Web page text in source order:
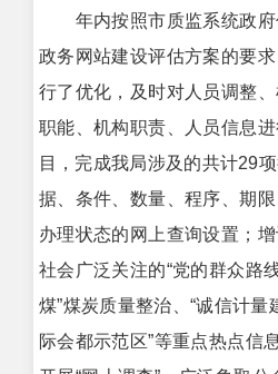
年内按照市质监系统政府
政务网站建设评估方案的要
行了优化，及时对人员调整
职能、机构职责、人员信息
目，完成我局涉及的共计29
据、条件、数量、程序、期
办理状态的网上查询设置；
社会广泛关注的“党的群众路
煤”煤炭质量整治、“诚信计量
际会都示范区”等重点热点信